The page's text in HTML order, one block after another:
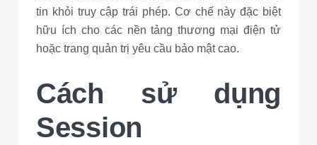
tin khỏi truy cập trái phép. Cơ chế này đặc biệt
hữu ích cho các nền tảng thương mại điện tử
hoặc trang quản trị yêu cầu bảo mật cao.
Cách sử dụng
Session